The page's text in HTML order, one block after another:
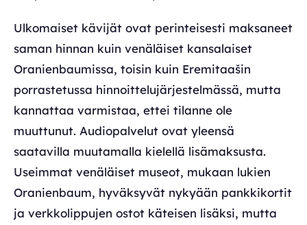
Ulkomaiset kävijät ovat perinteisesti maksaneet
saman hinnan kuin venäläiset kansalaiset
Oranienbaumissa, toisin kuin Eremitaašin
porrastetussa hinnoittelujärjestelmässä, mutta
kannattaa varmistaa, ettei tilanne ole
muuttunut. Audiopalvelut ovat yleensä
saatavilla muutamalla kielellä lisämaksusta.
Useimmat venäläiset museot, mukaan lukien
Oranienbaum, hyväksyvät nykyään pankkikortit
ja verkkolippujen ostot käteisen lisäksi, mutta